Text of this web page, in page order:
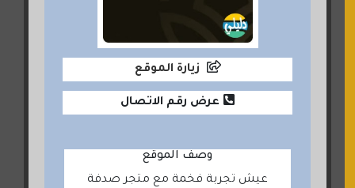
زيارة الموقع
عرض رقم الاتصال
وصف الموقع
عيش تجربة فخمة مع متجر صدفة